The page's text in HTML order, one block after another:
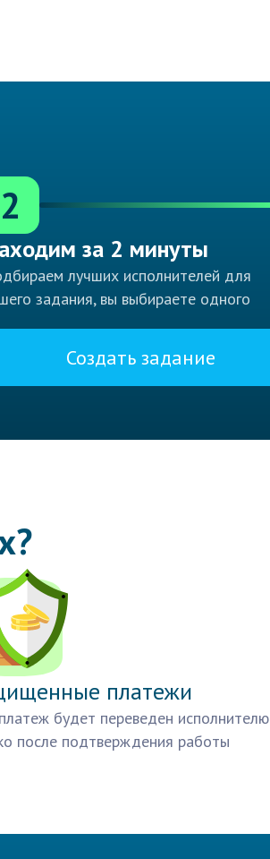
2
за 2 минуты
лучших исполнителей для
задания, вы выбираете одного
Создать задание
платежи
будет переведен исполнителю
после подтверждения работы